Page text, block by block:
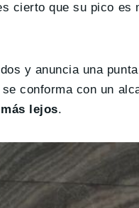
cierto que su pico es
y anuncia una
conforma con un
lejos.